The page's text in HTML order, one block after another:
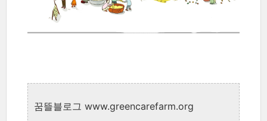
꿈뜰블로그 www.greencarefarm.org